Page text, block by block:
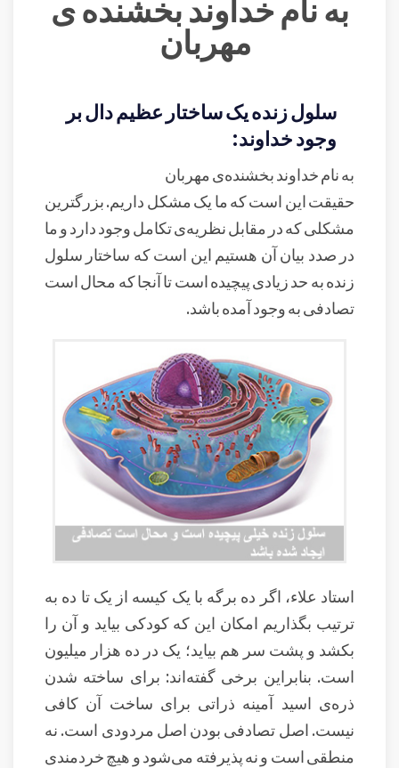
مهربان
سلول زنده یک ساختار عظیم دال بر
وجود خداوند:
به نام خداوند بخشنده‌ی مهربان
حقیقت این است که ما یک مشکل داریم. بزرگترین
مشکلی که در مقابل نظریه‌ی تکامل وجود دارد و ما
در صدد بیان آن هستیم این است که ساختار سلول
زنده به حد زیادی پیچیده است تا آنجا که محال است
تصادفی به وجود آمده باشد.
استاد علاء، اگر ده برگه با یک کیسه از یک تا ده به
ترتیب بگذاریم امکان این که کودکی بیاید و آن را
بکشد و پشت سر هم بیاید؛ یک در ده هزار میلیون
است. بنابراین برخی گفته‌اند: برای ساخته شدن
ذره‌ی اسید آمینه ذراتی برای ساخت آن کافی
نیست. اصل تصادفی بودن اصل مردودی است. نه
منطقی است و نه پذیرفته می‌شود و هیچ خردمندی